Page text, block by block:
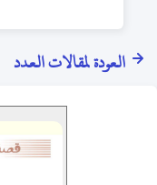
العودة لمقالات العدد